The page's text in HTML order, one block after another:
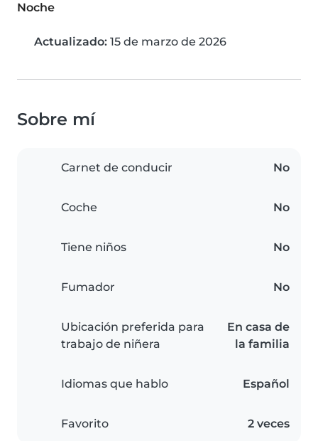
Noche
Actualizado: 15 de marzo de 2026
Sobre mí
Carnet de conducir No
Coche No
Tiene niños No
Fumador No
Ubicación preferida para
trabajo de niñera
En casa de
la familia
Idiomas que hablo Español
Favorito 2 veces